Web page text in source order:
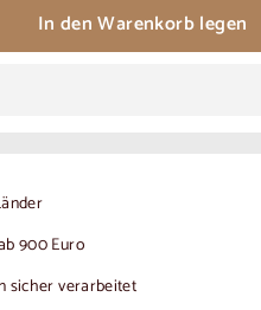
In den Warenkorb legen
900 Euro
sicher verarbeitet